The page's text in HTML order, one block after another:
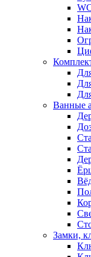
Ванные
Замки,